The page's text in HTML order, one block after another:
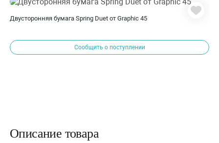
Двусторонняя бумага Spring Duet от Graphic 45
Сообщить о поступлении
Описание товара